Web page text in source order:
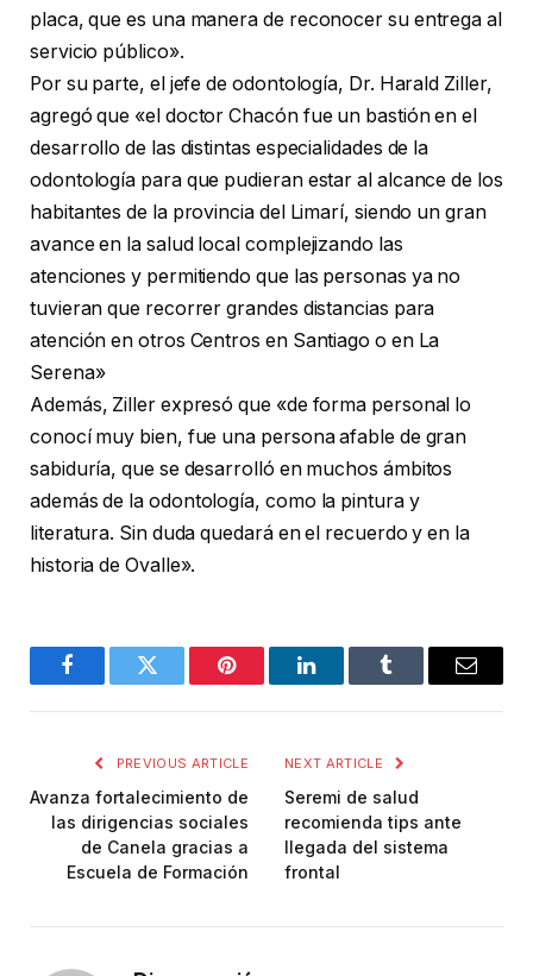
placa, que es una manera de reconocer su entrega al
servicio público».
Por su parte, el jefe de odontología, Dr. Harald Ziller,
agregó que «el doctor Chacón fue un bastión en el
desarrollo de las distintas especialidades de la
odontología para que pudieran estar al alcance de los
habitantes de la provincia del Limarí, siendo un gran
avance en la salud local complejizando las
atenciones y permitiendo que las personas ya no
tuvieran que recorrer grandes distancias para
atención en otros Centros en Santiago o en La
Serena»
Además, Ziller expresó que «de forma personal lo
conocí muy bien, fue una persona afable de gran
sabiduría, que se desarrolló en muchos ámbitos
además de la odontología, como la pintura y
literatura. Sin duda quedará en el recuerdo y en la
historia de Ovalle».
FacebookTwitter Pinterest LinkedInTumblr Email
PREVIOUS ARTICLE
Avanza fortalecimiento de
las dirigencias sociales
de Canela gracias a
Escuela de Formación
NEXT ARTICLE
Seremi de salud
recomienda tips ante
llegada del sistema
frontal